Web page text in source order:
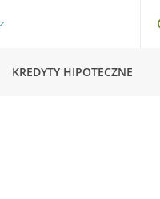
KREDYTY HIPOTECZNE